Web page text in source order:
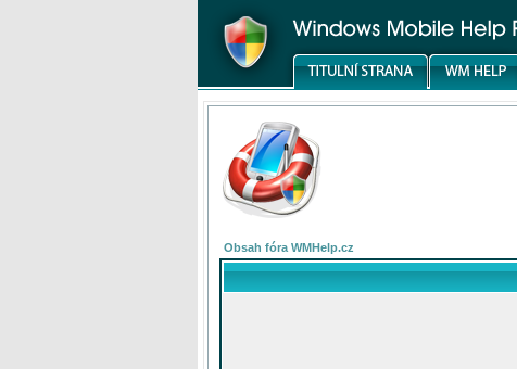
Obsah fóra WMHelp.cz